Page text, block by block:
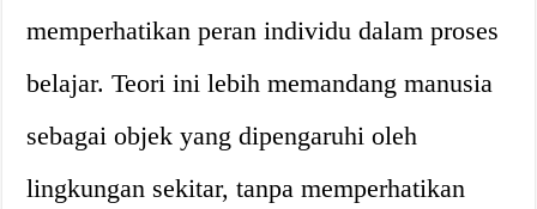
memperhatikan peran individu dalam proses
belajar. Teori ini lebih memandang manusia
sebagai objek yang dipengaruhi oleh
lingkungan sekitar, tanpa memperhatikan